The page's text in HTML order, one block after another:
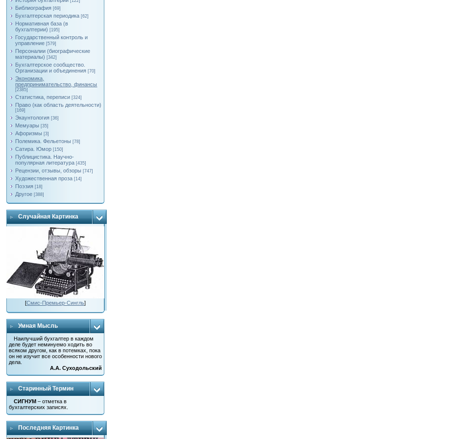
Библиография [69]
Бухгалтерская периодика [62]
Нормативная база (в
бухгалтерии) [195]
Государственный контроль и
управление [579]
Персоналии (биографические
материалы) [342]
Бухгалтерское сообщество.
Организации и объединения [70]
Экономика,
предпринимательство, финансы
[2385]
Статистика, переписи [324]
Право (как область деятельности)
[169]
Экаунтология [36]
Мемуары [35]
Афоризмы [3]
Полемика. Фельетоны [78]
Сатира. Юмор [150]
Публицистика. Научно-
популярная литература [435]
Рецензии, отзывы, обзоры [747]
Художественная проза [14]
Поэзия [18]
Другое [388]
Случайная Картинка
[Смис-Премьер-Сингль]
Умная Мысль
Наилучший бухгалтер в каждом
деле будет неминуемо ходить во
всяком другом, как в потемках, пока
он не изучит все особенности нового
дела.
А.А. Суходольский
Старинный Термин
СИГНУМ – отметка в
бухгалтерских записях.
Последняя Картинка